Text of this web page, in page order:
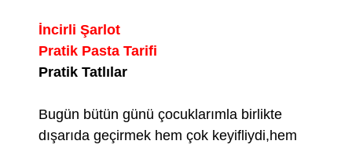
İncirli Şarlot
Pratik Pasta Tarifi
Pratik Tatlılar
Bugün bütün günü çocuklarımla birlikte
dışarıda geçirmek hem çok keyifliydi,hem